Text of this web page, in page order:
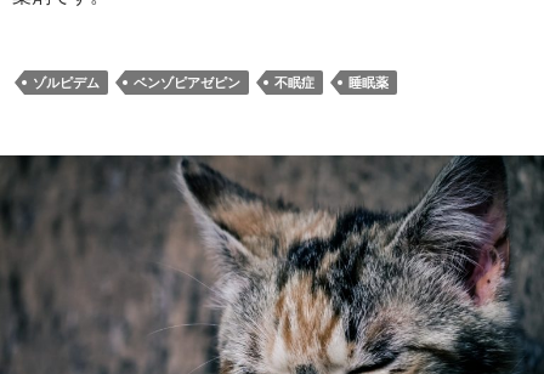
ゾルピデム ベンゾピアゼピン 不眠症 睡眠薬